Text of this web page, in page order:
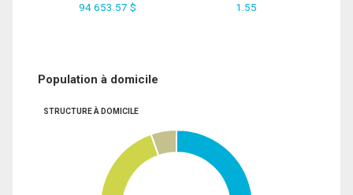
94 653.57 $ 1.55
Population à domicile
STRUCTURE À DOMICILE